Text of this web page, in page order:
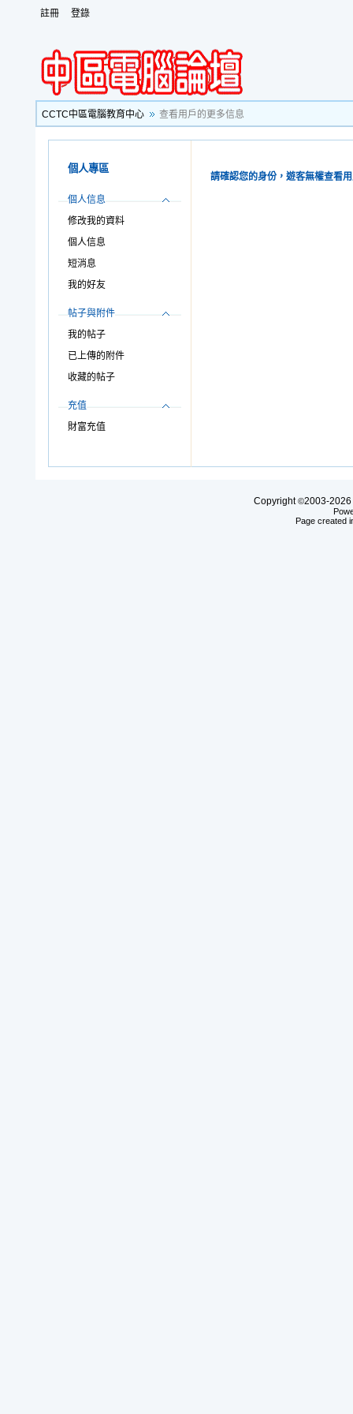
註冊 登錄
CCTC中區電腦教育中心 查看用戶的更多信息
個人專區
個人信息
修改我的資料
個人信息
短消息
我的好友
帖子與附件
我的帖子
已上傳的附件
收藏的帖子
充值
財富充值
請確認您的身份，遊客無權查看
Copyright©2003-2026
Page created